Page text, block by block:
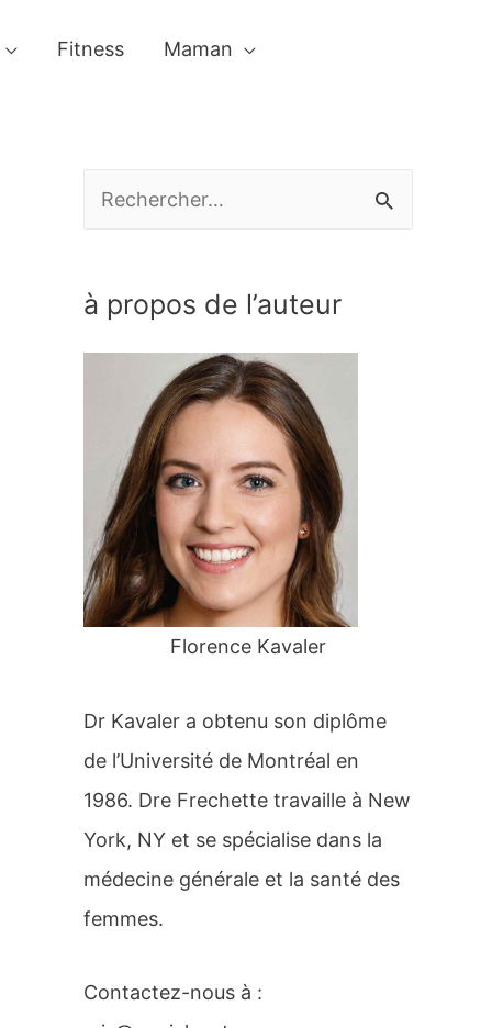
Fitness Maman
h
:
à propos de l’auteur
Florence Kavaler
Dr Kavaler a obtenu son diplôme
de l’Université de Montréal en
1986. Dre Frechette travaille à New
York, NY et se spécialise dans la
médecine générale et la santé des
femmes.
Contactez-nous à :